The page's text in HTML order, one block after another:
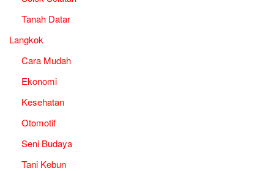
Tanah Datar
Langkok
Cara Mudah
Ekonomi
Kesehatan
Otomotif
Seni Budaya
Tani Kebun